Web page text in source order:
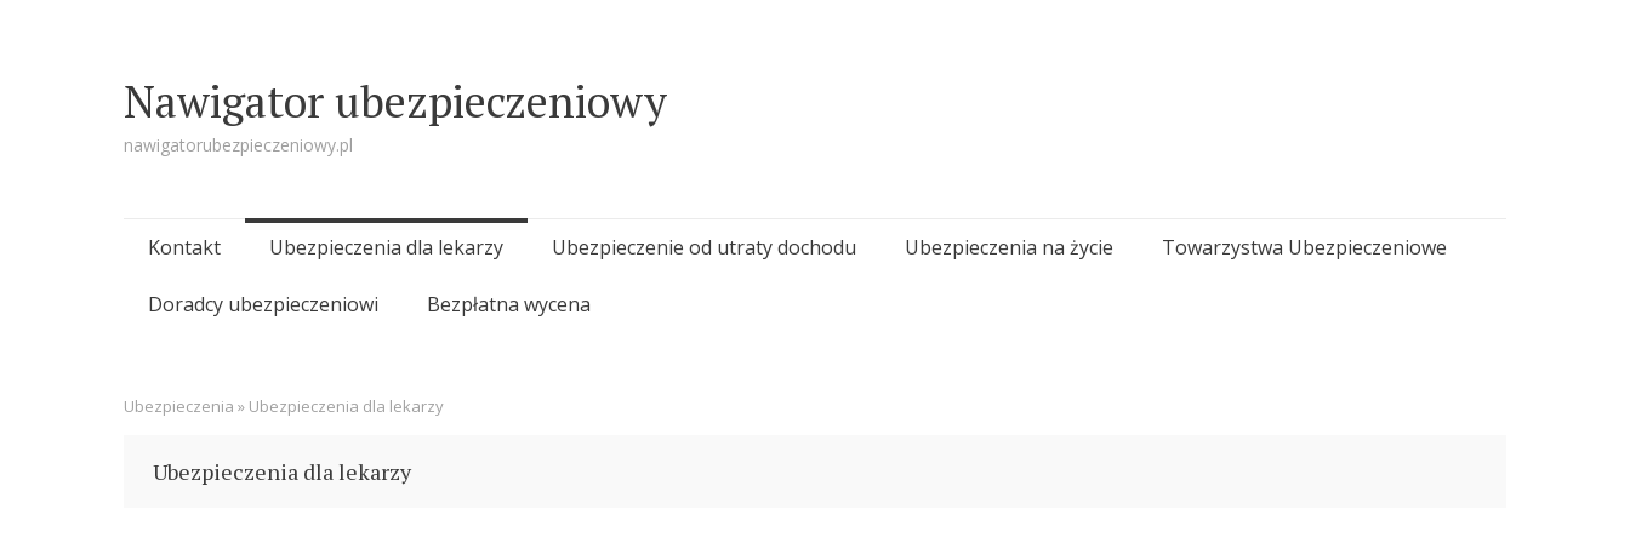
Nawigator ubezpieczeniowy
nawigatorubezpieczeniowy.pl
Skip
to
Kontakt Ubezpieczenia dla lekarzy Ubezpieczenie od utraty dochodu Ubezpieczenia na życie Towarzystwa Ubezpieczeniowe
Doradcy ubezpieczeniowi Bezpłatna wycena
Ubezpieczenia » Ubezpieczenia dla lekarzy
Ubezpieczenia dla lekarzy